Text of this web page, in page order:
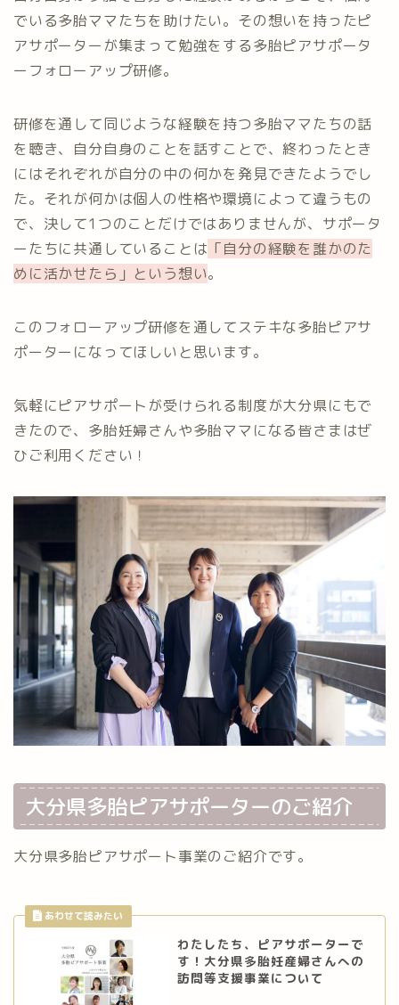
でいる多胎ママたちを助けたい。その想いを持ったピ
アサポーターが集まって勉強をする多胎ピアサポータ
ーフォローアップ研修。
研修を通して同じような経験を持つ多胎ママたちの話
を聴き、自分自身のことを話すことで、終わったとき
にはそれぞれが自分の中の何かを発見できたようでし
た。それが何かは個人の性格や環境によって違うもの
で、決して1つのことだけではありませんが、サポータ
ーたちに共通していることは 「自分の経験を誰かのた
めに活かせたら」という想い。
このフォローアップ研修を通してステキな多胎ピアサ
ポーターになってほしいと思います。
気軽にピアサポートが受けられる制度が大分県にもで
きたので、多胎妊婦さんや多胎ママになる皆さまはぜ
ひご利用ください！
大分県多胎ピアサポーターのご紹介
大分県多胎ピアサポート事業のご紹介です。
わたしたち、ピアサポーターで
す！大分県多胎妊産婦さんへの
訪問等支援事業について